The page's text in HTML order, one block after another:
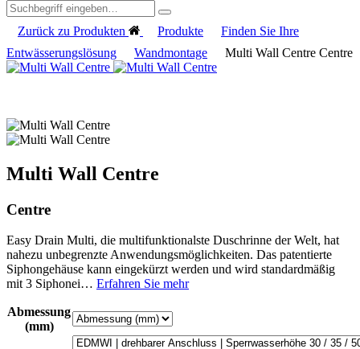
Zurück zu Produkten Produkte
Finden Sie Ihre
Entwässerungslösung
Wandmontage Multi Wall Centre Centre
Multi Wall Centre
Centre
Easy Drain Multi, die multifunktionalste Duschrinne der Welt, hat
nahezu unbegrenzte Anwendungsmöglichkeiten. Das patentierte
Siphongehäuse kann eingekürzt werden und wird standardmäßig
mit 3 Siphonei… Erfahren Sie mehr
Abmessung
(mm)